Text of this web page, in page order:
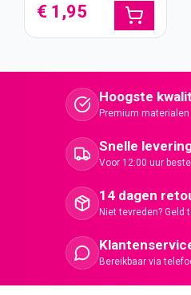
€ 1,95
Hoogste
Premium
Snelle
Voor 12:00 uur
14 dagen
Niet tevreden? Geld
Bereikbaar via